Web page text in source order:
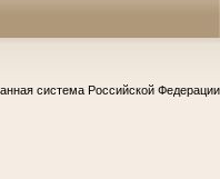
система Российской